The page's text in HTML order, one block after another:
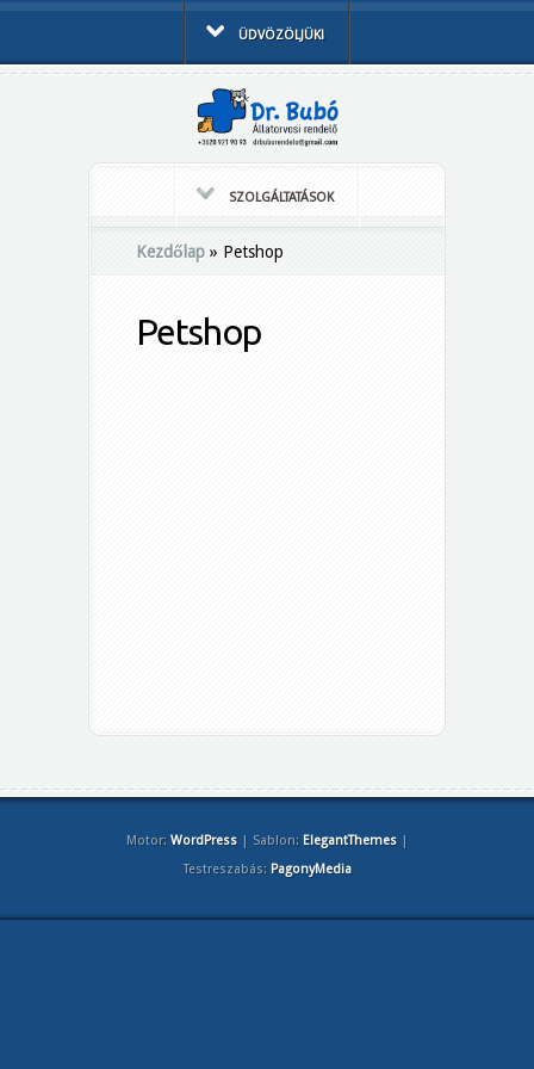
ÜDVÖZÖLJÜK!
SZOLGÁLTATÁSOK
Kezdőlap » Petshop
Petshop
Motor: WordPress| Sablon: ElegantThemes|
Testreszabás: PagonyMedia